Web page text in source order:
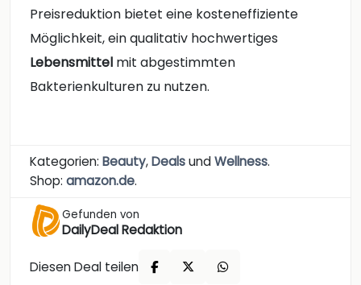
Preisreduktion bietet eine kosteneffiziente
Möglichkeit, ein qualitativ hochwertiges
Lebensmittel mit abgestimmten
Bakterienkulturen zu nutzen.
Kategorien: Beauty,DealsundWellness.
Shop: amazon.de.
Gefunden von
DailyDeal Redaktion
Diesen Deal teilen